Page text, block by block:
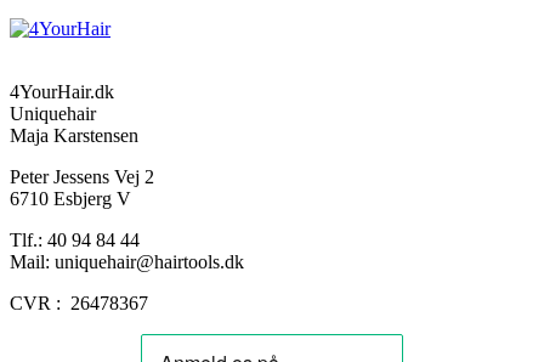
4YourHair.dk
Uniquehair
Maja Karstensen
Peter Jessens Vej 2
6710 Esbjerg V
Tlf.: 40 94 84 44
Mail: uniquehair@hairtools.dk
CVR : 26478367